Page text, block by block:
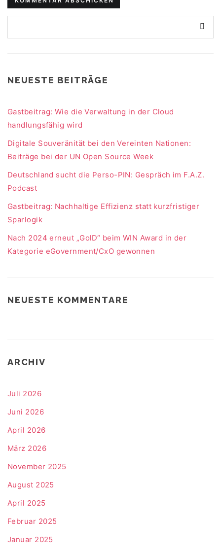
NEUESTE BEITRÄGE
Gastbeitrag: Wie die Verwaltung in der Cloud
handlungsfähig wird
Digitale Souveränität bei den Vereinten Nationen:
Beiträge bei der UN Open Source Week
Deutschland sucht die Perso-PIN: Gespräch im F.A.Z.
Podcast
Gastbeitrag: Nachhaltige Effizienz statt kurzfristiger
Sparlogik
Nach 2024 erneut „GolD“ beim WIN Award in der
Kategorie eGovernment/CxO gewonnen
NEUESTE KOMMENTARE
ARCHIV
Juli 2026
Juni 2026
April 2026
März 2026
November 2025
August 2025
April 2025
Februar 2025
Januar 2025